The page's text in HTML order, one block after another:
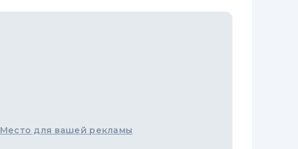
Место для вашей рекламы